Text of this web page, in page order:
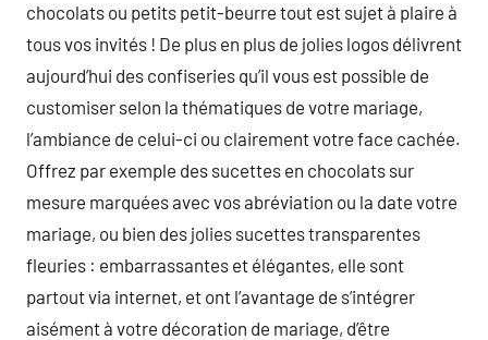
chocolats ou petits petit-beurre tout est sujet à plaire à
tous vos invités ! De plus en plus de jolies logos délivrent
aujourd’hui des confiseries qu’il vous est possible de
customiser selon la thématiques de votre mariage,
l’ambiance de celui-ci ou clairement votre face cachée.
Offrez par exemple des sucettes en chocolats sur
mesure marquées avec vos abréviation ou la date votre
mariage, ou bien des jolies sucettes transparentes
fleuries : embarrassantes et élégantes, elle sont
partout via internet, et ont l’avantage de s’intégrer
aisément à votre décoration de mariage, d’être